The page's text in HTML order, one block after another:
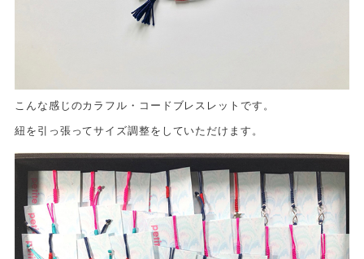
こんな感じのカラフル・コードブレスレットです。
紐を引っ張ってサイズ調整をしていただけます。